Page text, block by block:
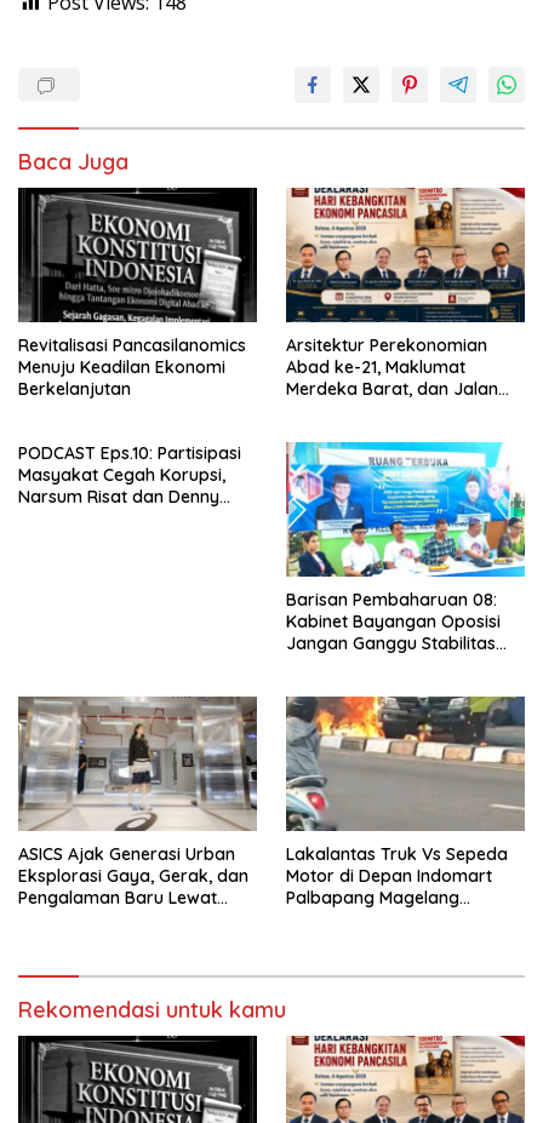
Baca Juga
Revitalisasi Pancasilanomics
Menuju Keadilan Ekonomi
Berkelanjutan
Arsitektur Perekonomian
Abad ke-21, Maklumat
Merdeka Barat, dan Jalan
PODCAST Eps.10: Partisipasi
Masyakat Cegah Korupsi,
Narsum Risat dan Denny
Barisan Pembaharuan 08:
Kabinet Bayangan Oposisi
Jangan Ganggu Stabilitas
ASICS Ajak Generasi Urban
Eksplorasi Gaya, Gerak, dan
Pengalaman Baru Lewat
Lakalantas Truk Vs Sepeda
Motor di Depan Indomart
Palbapang Magelang
Rekomendasi untuk kamu